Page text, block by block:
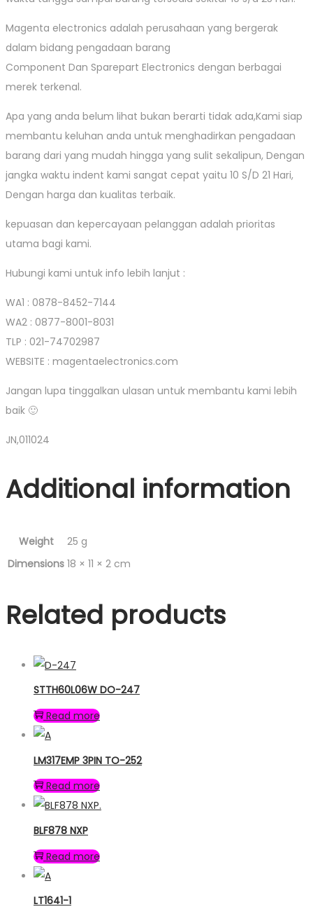
Magenta electronics adalah perusahaan yang bergerak
dalam bidang pengadaan barang
Component Dan Sparepart Electronics dengan berbagai
merek terkenal.
Apa yang anda belum lihat bukan berarti tidak ada,Kami siap
membantu keluhan anda untuk menghadirkan pengadaan
barang dari yang mudah hingga yang sulit sekalipun, Dengan
jangka waktu indent kami sangat cepat yaitu 10 S/D 21 Hari,
Dengan harga dan kualitas terbaik.
kepuasan dan kepercayaan pelanggan adalah prioritas
utama bagi kami.
Hubungi kami untuk info lebih lanjut :
WA1 : 0878-8452-7144
WA2 : 0877-8001-8031
TLP : 021-74702987
WEBSITE : magentaelectronics.com
Jangan lupa tinggalkan ulasan untuk membantu kami lebih
baik 🙂
JN,011024
Additional information
Weight
25 g
Dimensions 18 × 11 × 2 cm
Related products
STTH60L06W DO-247
Read more
LM317EMP 3PIN TO-252
Read more
BLF878 NXP
Read more
LT1641-1